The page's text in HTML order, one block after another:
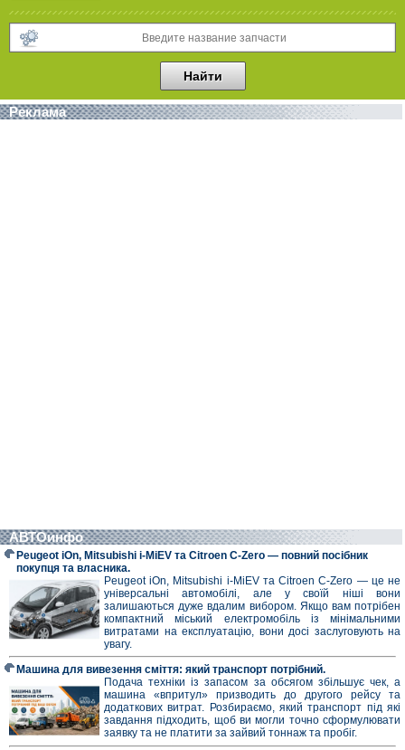
Реклама
АВТОинфо
Peugeot iOn, Mitsubishi i-MiEV та Citroen C-Zero — повний посібник
покупця та власника.
Peugeot iOn, Mitsubishi i-MiEV та Citroen C-Zero — це не
універсальні автомобілі, але у своїй ніші вони
залишаються дуже вдалим вибором. Якщо вам потрібен
компактний міський електромобіль із мінімальними
витратами на експлуатацію, вони досі заслуговують на
увагу.
Машина для вивезення сміття: який транспорт потрібний.
Подача техніки із запасом за обсягом збільшує чек, а
машина «впритул» призводить до другого рейсу та
додаткових витрат. Розбираємо, який транспорт під які
завдання підходить, щоб ви могли точно сформулювати
заявку та не платити за зайвий тоннаж та пробіг.